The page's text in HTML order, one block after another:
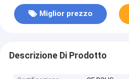
Miglior prezzo
Descrizione Di Prodotto